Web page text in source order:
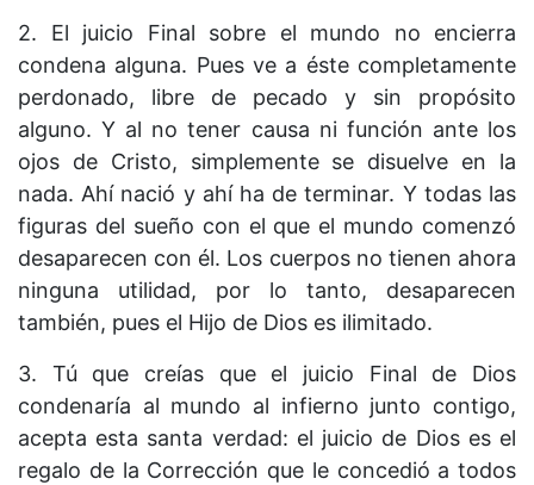
2. El juicio Final sobre el mundo no encierra
condena alguna. Pues ve a éste completamente
perdonado, libre de pecado y sin propósito
alguno. Y al no tener causa ni función ante los
ojos de Cristo, simplemente se disuelve en la
nada. Ahí nació y ahí ha de terminar. Y todas las
figuras del sueño con el que el mundo comenzó
desaparecen con él. Los cuerpos no tienen ahora
ninguna utilidad, por lo tanto, desaparecen
también, pues el Hijo de Dios es ilimitado.
3. Tú que creías que el juicio Final de Dios
condenaría al mundo al infierno junto contigo,
acepta esta santa verdad: el juicio de Dios es el
regalo de la Corrección que le concedió a todos